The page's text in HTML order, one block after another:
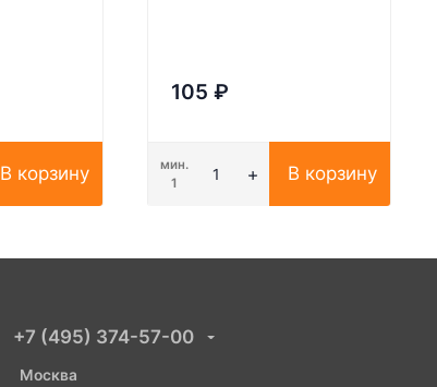
В корзину
105 ₽
мин.
1
В корзину
+7 (495) 374-57-00
Москва